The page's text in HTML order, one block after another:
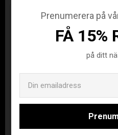
FAT PIPE
Prenumerera på
FÅ 15%
på ditt